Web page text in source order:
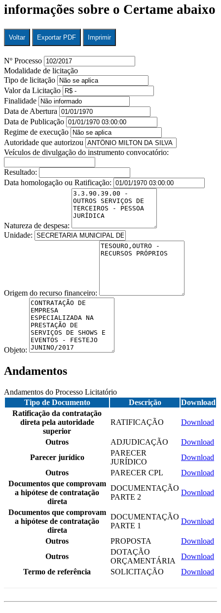
informações sobre o Certame abaixo
Voltar Exportar PDF Imprimir
Nº Processo
Modalidade de licitação
Tipo de licitação
Valor da Licitação
Finalidade
Data de Abertura
Data de Publicação
Regime de execução
Autoridade que autorizou
Veículos de divulgação do instrumento convocatório:
Resultado:
Data homologação ou Ratificação:
Natureza de despesa:
Unidade:
Origem do recurso financeiro:
Objeto:
Andamentos
Andamentos do Processo Licitatório
Tipo de Documento
Descrição
Download
Ratificação da contratação
direta pela autoridade
superior
RATIFICAÇÃO Download
Outros ADJUDICAÇÃO
Download
Parecer jurídico
PARECER
JURÍDICO
Download
Outros
PARECER CPL
Download
Documentos que comprovam
a hipótese de contratação
direta
DOCUMENTAÇÃO
PARTE 2
Download
Documentos que comprovam
a hipótese de contratação
direta
DOCUMENTAÇÃO
PARTE 1
Download
Outros PROPOSTA
Download
Outros
DOTAÇÃO
ORÇAMENTÁRIA
Download
Termo de referência
SOLICITAÇÃO Download